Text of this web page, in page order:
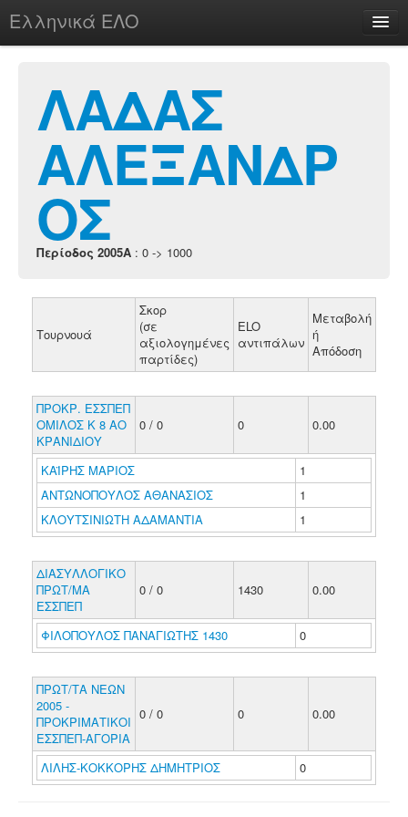
Ελληνικά ΕΛΟ
chesstu.be @ discord
Login
ΛΑΔΑΣ
ΑΛΕΞΑΝΔΡ
ΟΣ
Περίοδος 2005A : 0 -> 1000
Τουρνουά
Σκορ
(σε
αξιολογημένες
παρτίδες)
ELO
αντιπάλων
Μεταβολή
ή
Απόδοση
ΠΡΟΚΡ. ΕΣΣΠΕΠ
ΟΜΙΛΟΣ Κ 8 ΑΟ
ΚΡΑΝΙΔΙΟΥ
0 / 0 0 0.00
ΚΑΪΡΗΣ ΜΑΡΙΟΣ
1
ΑΝΤΩΝΟΠΟΥΛΟΣ ΑΘΑΝΑΣΙΟΣ
1
ΚΛΟΥΤΣΙΝΙΩΤΗ ΑΔΑΜΑΝΤΙΑ
1
ΔΙΑΣΥΛΛΟΓΙΚΟ
ΠΡΩΤ/ΜΑ
ΕΣΣΠΕΠ
0 / 0 1430 0.00
ΦΙΛΟΠΟΥΛΟΣ ΠΑΝΑΓΙΩΤΗΣ 1430 0
ΠΡΩΤ/ΤΑ ΝΕΩΝ
2005 -
ΠΡΟΚΡΙΜΑΤΙΚΟΙ
ΕΣΣΠΕΠ-ΑΓΟΡΙΑ
0 / 0 0 0.00
ΛΙΛΗΣ-ΚΟΚΚΟΡΗΣ ΔΗΜΗΤΡΙΟΣ 0